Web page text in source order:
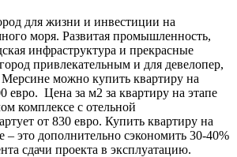
для жизни и инвестиции на
моря. Развитая промышленность,
инфраструктура и прекрасные
привлекательным и для девелопер,
можно купить квартиру на
евро. Цена за м2 за квартиру на этапе
комплексе с отельной
от 830 евро. Купить квартиру на
– это дополнительно сэкономить 30-40%
сдачи проекта в эксплуатацию.